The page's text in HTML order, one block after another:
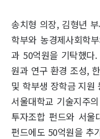
송치형 의장, 김형년
학부와 농경제사회학
과 50억원을 기탁했다
원과 연구 환경 조성,
및 학부생 장학금 지원
서울대학교 기술지주
투자조합 펀드와 서울
펀드에도 50억원을 추